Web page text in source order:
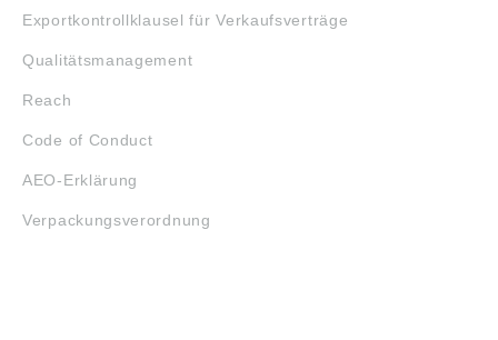
Exportkontrollklausel für Verkaufsverträge
Qualitätsmanagement
Reach
Code of Conduct
AEO-Erklärung
Verpackungsverordnung